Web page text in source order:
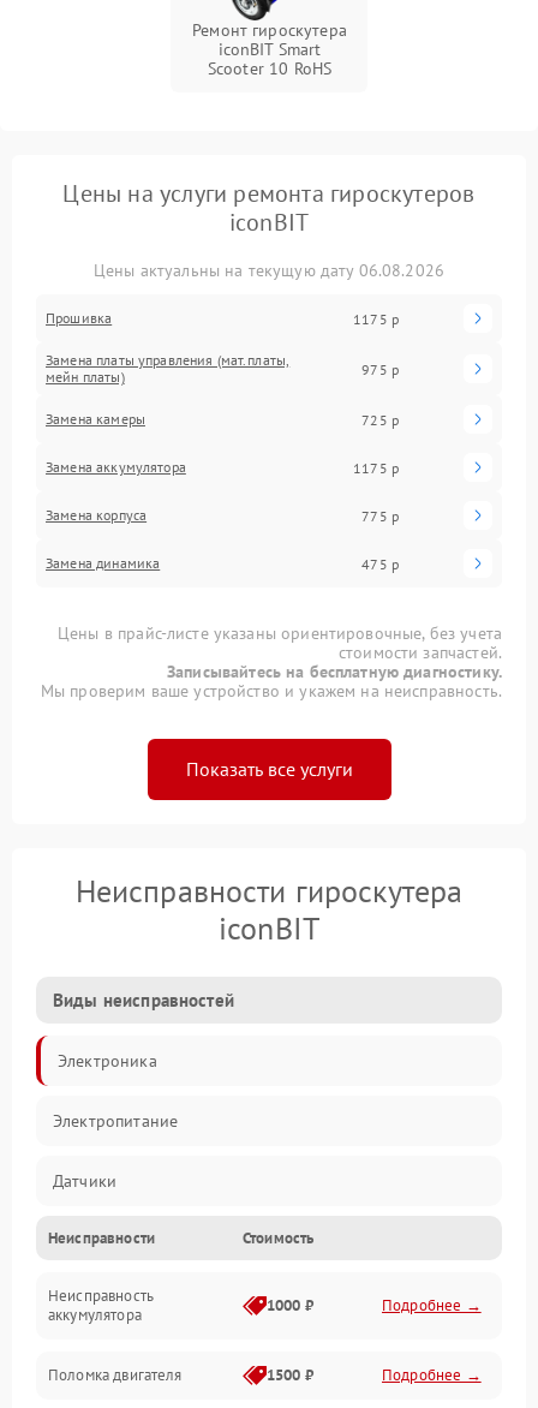
Ремонт гироскутера
iconBIT Smart
Scooter 10 RoHS
Цены на услуги ремонта гироскутеров
iconBIT
Цены актуальны на текущую дату 06.08.2026
Прошивка 1175 р
Замена платы управления (мат.платы,
мейн платы)
975 р
Замена камеры 725 р
Замена аккумулятора 1175 р
Замена корпуса 775 р
Замена динамика 475 р
Цены в прайс-листе указаны ориентировочные, без учета
стоимости запчастей.
Записывайтесь на бесплатную диагностику.
Мы проверим ваше устройство и укажем на неисправность.
Показать все услуги
Неисправности гироскутера
iconBIT
Виды неисправностей
Электроника
Электропитание
Датчики
Привод
Механические повреждения
Неисправности Стоимость
Неисправность
аккумулятора
1000 ₽ Подробнее →
Поломка двигателя 1500 ₽ Подробнее →